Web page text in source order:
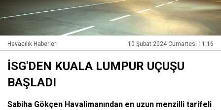
Havacılık Haberleri 10 Şubat 2024 Cumartesi 11:16
İSG'DEN KUALA LUMPUR UÇUŞU
BAŞLADI
Sabiha Gökçen Havalimanından en uzun menzilli tarifeli